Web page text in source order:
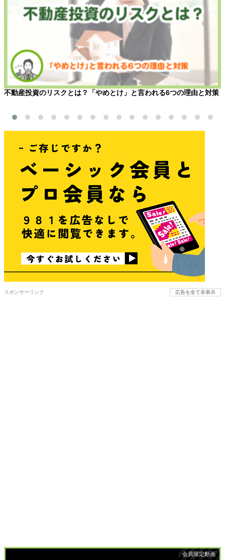
不動産投資のリスクとは？「やめとけ」と言われる6つの理由と対策
スポンサーリンク 広告を全て非表示